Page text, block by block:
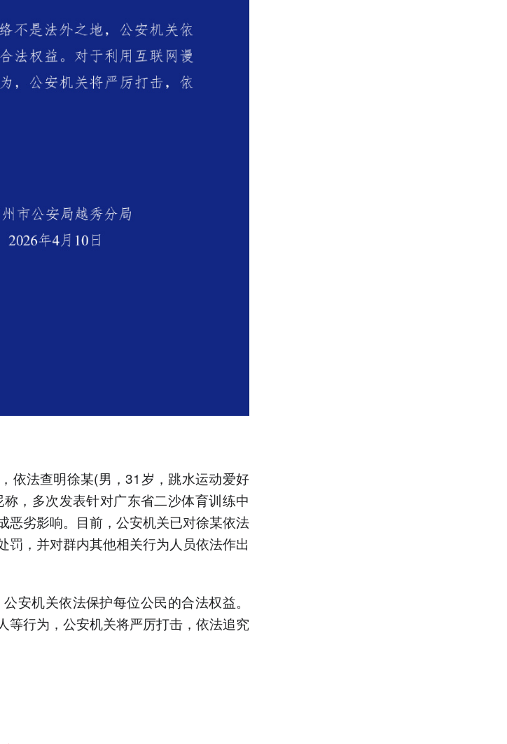
依法查明徐某(男，31岁，跳水运动爱好
，多次发表针对广东省二沙体育训练中
恶劣影响。目前，公安机关已对徐某依法
罚，并对群内其他相关行为人员依法作出
安机关依法保护每位公民的合法权益。
等行为，公安机关将严厉打击，依法追究